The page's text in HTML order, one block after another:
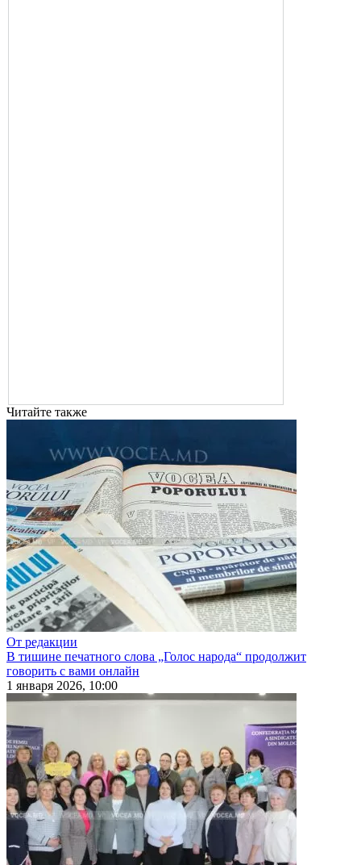
Читайте также
От редакции
В тишине печатного слова „Голос народа“ продолжит
говорить с вами онлайн
1 января 2026, 10:00